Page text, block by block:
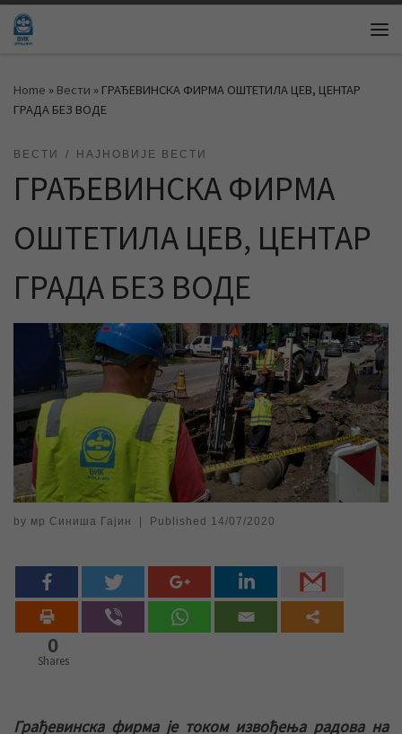
Skip to content
Home » Вести » ГРАЂЕВИНСКА ФИРМА ОШТЕТИЛА ЦЕВ, ЦЕНТАР
ГРАДА БЕЗ ВОДЕ
ВЕСТИ НАЈНОВИЈЕ ВЕСТИ
ГРАЂЕВИНСКА ФИРМА
ОШТЕТИЛА ЦЕВ, ЦЕНТАР
ГРАДА БЕЗ ВОДЕ
by мр Синиша Гајин Published 14/07/2020
0
Shares
Грађевинска фирма је током извођења радова на